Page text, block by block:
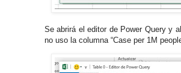
Se abrirá el editor de Power Query y
no uso la columna “Case per 1M